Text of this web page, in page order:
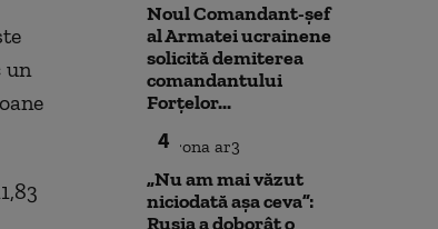
un
Noul Comandant-șef
al Armatei ucrainene
solicită demiterea
comandantului
Forțelor...
4
„Nu am mai văzut
niciodată așa ceva”:
Rusia a doborât o